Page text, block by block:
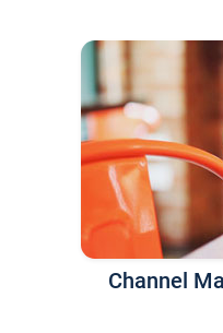
Channel